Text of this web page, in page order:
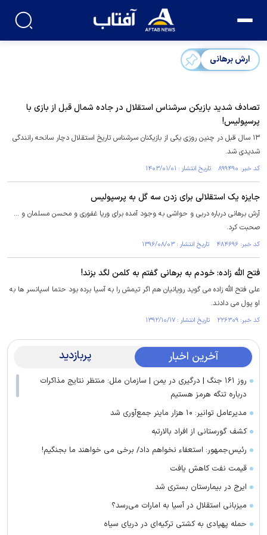
ارش برهانی
تصادف شدید بازیکن سرشناس استقلال در جاده شمال قبل از بازی با
پرسپولیس!
۱۳ سال قبل در چنین روزی یکی از بازیکنان سرشناس تاریخ استقلال دچار سانحه رانندگی
شدیدی شد.
کد خبر: ۸۹۹۴۹۰ تاریخ انتشار : ۱۴۰۳/۰۱/۰۱
جایزه یک استقلالی برای زدن سه گل به پرسپولیس
آرش برهانی درباره دربی و حواشی به وجود آمده برای وریا غفوری و محسن مسلمان و ...
صحبت کرد.
کد خبر: ۴۸۴۶۹۶ تاریخ انتشار : ۱۳۹۶/۰۸/۰۳
فتح الله زاده: خودم به برهانی گفتم به کلمن لگد بزند!
علی فتح الله زاده می گوید رویانیان هم اگر تیمش را به آسیا برده بود حتما اسپانسر ها به
او پول می دادند.
کد خبر: ۲۲۶۳۰۹ تاریخ انتشار : ۱۳۹۲/۱۰/۱۷
آخرین اخبار پربازدید
روز ۱۶۱ جنگ | درگیری در یمن | سازمان ملل: منتظر نتایج مذاکرات
درباره تنگه هرمز هستیم
مدیرعامل توانیر: ۱۰ هزار ماینر جمع‌آوری شد
کشف گورستانی از افراد بالارتبه
رئیس‌جمهور: استعفاء نخواهم داد/ برخی می خواهند ما بجنگیم!
قیمت نفت کاهش یافت
ایرج در بیمارستان بستری شد
میزبانی استقلال در آسیا به امارات می‌رسد؟
حمله پهپادی به کشتی ترکیه‌ای در دریای سیاه